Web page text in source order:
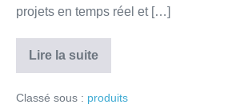
projets en temps réel et […]
Lire la suite
Classé sous : produits